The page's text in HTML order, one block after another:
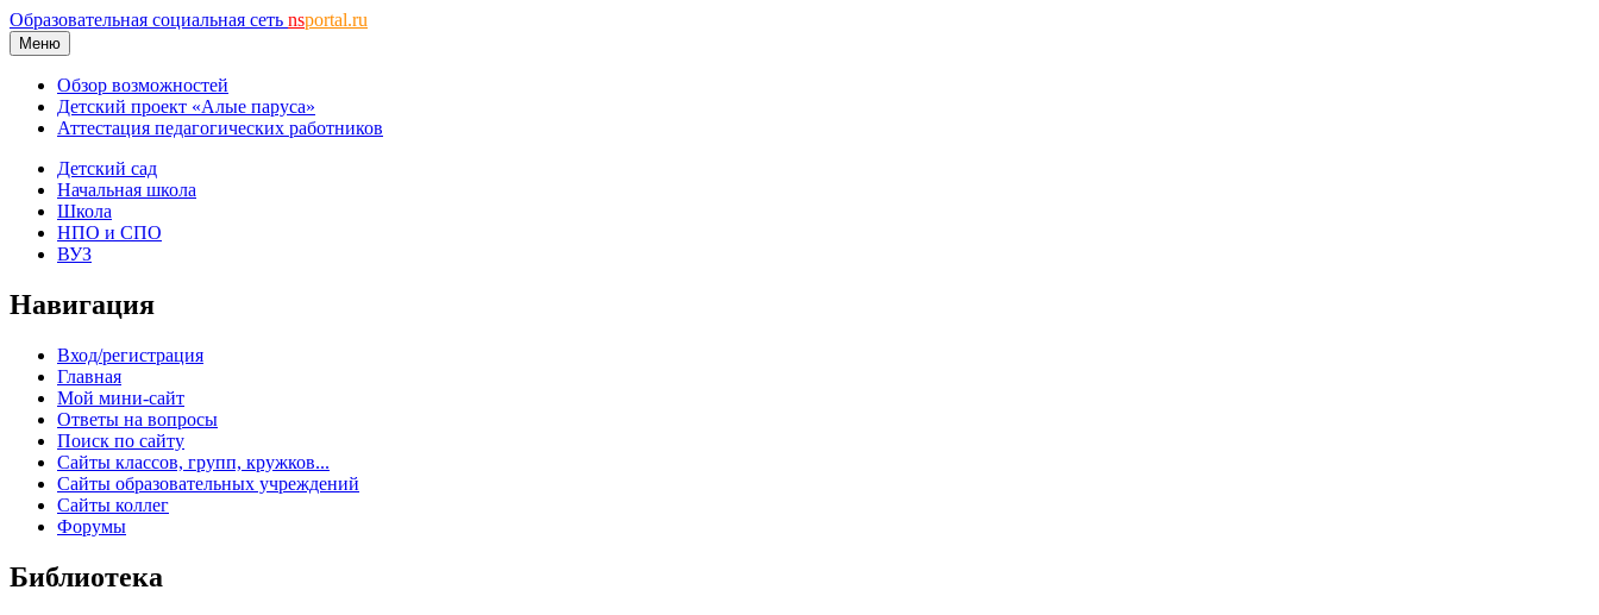
Образовательная социальная сеть nsportal.ru
Меню
Обзор возможностей
Детский проект «Алые паруса»
Аттестация педагогических работников
Детский сад
Начальная школа
Школа
НПО и СПО
ВУЗ
Навигация
Вход/регистрация
Главная
Мой мини-сайт
Ответы на вопросы
Поиск по сайту
Сайты классов, групп, кружков...
Сайты образовательных учреждений
Сайты коллег
Форумы
Библиотека